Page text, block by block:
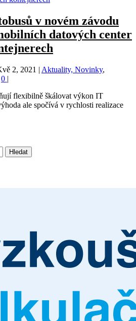
v novém závodu
datových center
2, 2021 | Aktuality, Novinky,
0 |
flexibilně škálovat výkon IT
ale spočívá v rychlosti realizace